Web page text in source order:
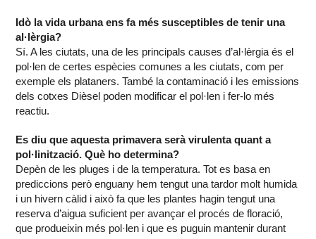
Idò la vida urbana ens fa més susceptibles de tenir una
al·lèrgia?
Sí. A les ciutats, una de les principals causes d’al·lèrgia és el
pol·len de certes espècies comunes a les ciutats, com per
exemple els plataners. També la contaminació i les emissions
dels cotxes Dièsel poden modificar el pol·len i fer-lo més
reactiu.
Es diu que aquesta primavera serà virulenta quant a
pol·linització. Què ho determina?
Depèn de les pluges i de la temperatura. Tot es basa en
prediccions però enguany hem tengut una tardor molt humida
i un hivern càlid i això fa que les plantes hagin tengut una
reserva d’aigua suficient per avançar el procés de floració,
que produeixin més pol·len i que es puguin mantenir durant